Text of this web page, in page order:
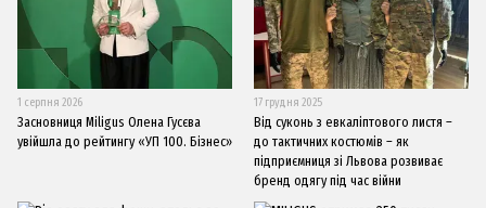
1 серпня 2026
Засновниця Miligus Олена Гусєва
увійшла до рейтингу «УП 100. Бізнес»
17 грудня 2025
Від суконь з евкаліптового листя –
до тактичних костюмів – як
підприємниця зі Львова розвиває
бренд одягу під час війни